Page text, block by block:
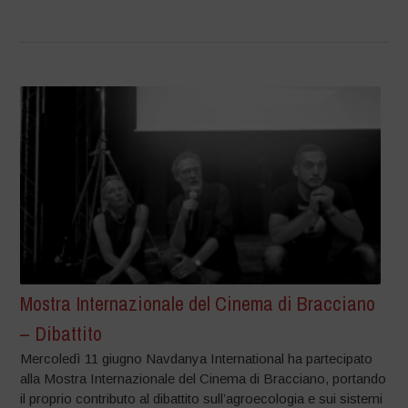
Mostra Internazionale del Cinema di Bracciano
– Dibattito
Mercoledì 11 giugno Navdanya International ha partecipato
alla Mostra Internazionale del Cinema di Bracciano, portando
il proprio contributo al dibattito sull’agroecologia e sui sistemi